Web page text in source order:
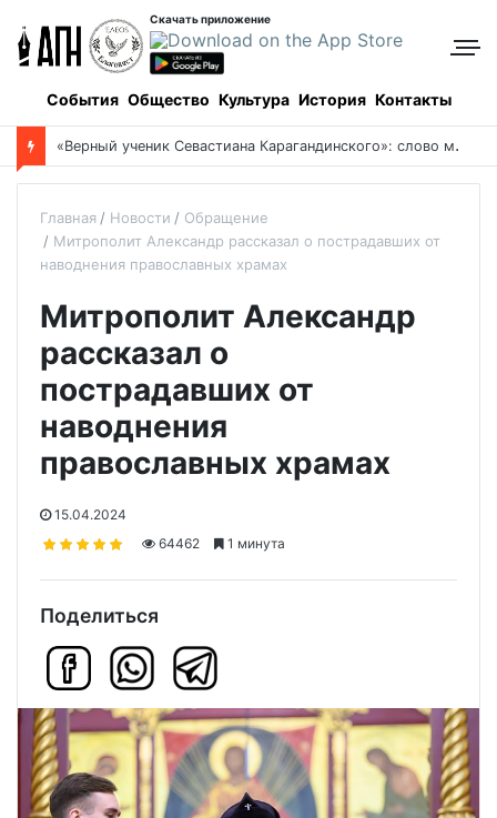
Скачать приложение
События Общество Культура История Контакты
«Верный ученик Севастиана Карагандинского»: слово митрополита Александра о почившем схиархимандрите Пахомии
Главная Новости
Обращение
Митрополит Александр рассказал о пострадавших от
наводнения православных храмах
Митрополит Александр
рассказал о
пострадавших от
наводнения
православных храмах
15.04.2024
64462
1 минута
Поделиться